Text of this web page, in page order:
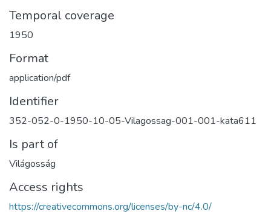
Temporal coverage
1950
Format
application/pdf
Identifier
352-052-0-1950-10-05-Vilagossag-001-001-kata611
Is part of
Világosság
Access rights
https://creativecommons.org/licenses/by-nc/4.0/